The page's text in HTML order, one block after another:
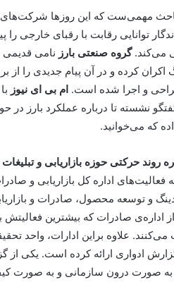
مهمی‌ست که این روزها شرکت‌های
توانایی رقابت با رقبای خارجی
می‌کند.گروه صنعتی بارز نامی قدیمی
اکران کرده و در آن پیام جدیدی
و اجرا شده است. ام بی ای نیوز با
نشسته تا درباره عملکرد بارز در
که می‌خوانید.
روند حرکتی حوزه بازاریابی و
فعالیت‌های اداره کل بازاریابی و
و توسعه محصول، صادرات و
اداره‌ی صادرات که بیشترین
می‌کنند. علاوه براین ادارات، واحد
گذشته ۹ گزارش ادواری ارائه کرده است.
صورت درون سازمانی و به صورت